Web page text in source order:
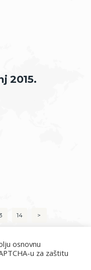
2015.
PAGE
14 >
osnovnu
u za zaštitu